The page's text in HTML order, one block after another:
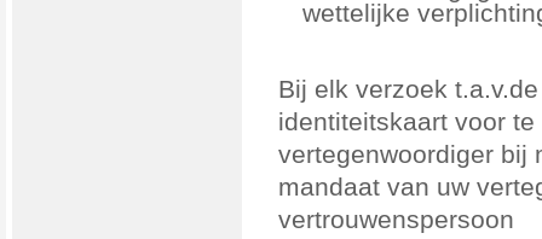
wettelijke
Bij elk verzoek
identiteitskaart voor
vertegenwoordiger bij
mandaat van uw
vertrouwenspersoon